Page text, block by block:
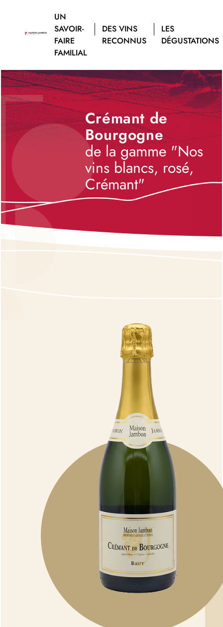
UN
SAVOIR-
FAIRE
FAMILIAL
DES VINS
RECONNUS
LES
DÉGUSTATIONS
Crémant de
Bourgogne
de la gamme "Nos
vins blancs, rosé,
Crémant"